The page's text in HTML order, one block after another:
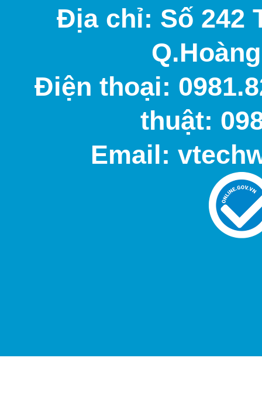
Địa chỉ: Số 242
Điện thoại:
thuật:
Email: